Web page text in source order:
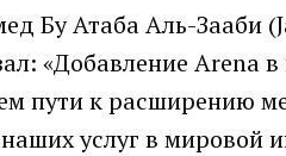
Бу Атаба Аль-Зааби
«Добавление Arena
пути к расширению
услуг в мировой